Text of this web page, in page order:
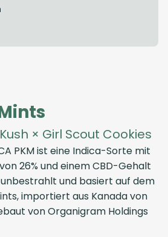
× Girl Scout Cookies
PKM ist eine Indica-Sorte mit
26% und einem CBD-Gehalt
unbestrahlt und basiert auf dem
importiert aus Kanada von
von Organigram Holdings